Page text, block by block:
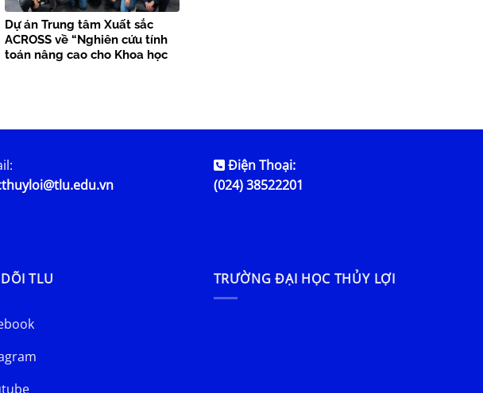
Dự án Trung tâm Xuất sắc
ACROSS về “Nghiên cứu tính
toán nâng cao cho Khoa học
Điện Thoại:
(024) 38522201
TLU TRƯỜNG ĐẠI HỌC THỦY LỢI